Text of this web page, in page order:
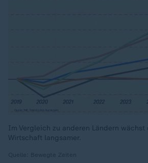
Im Vergleich zu anderen Ländern wächst
Wirtschaft langsamer.